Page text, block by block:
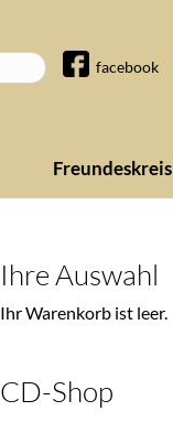
Navigation
facebook
Freundeskreis
Ihre Auswahl
Ihr Warenkorb ist leer.
CD-Shop